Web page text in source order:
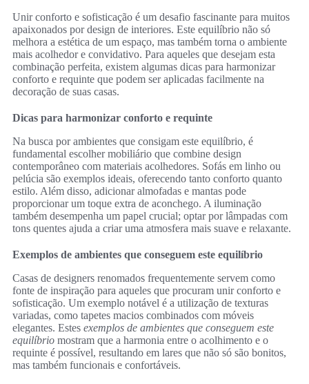
Unir conforto e sofisticação é um desafio fascinante para muitos
apaixonados por design de interiores. Este equilíbrio não só
melhora a estética de um espaço, mas também torna o ambiente
mais acolhedor e convidativo. Para aqueles que desejam esta
combinação perfeita, existem algumas dicas para harmonizar
conforto e requinte que podem ser aplicadas facilmente na
decoração de suas casas.
Dicas para harmonizar conforto e requinte
Na busca por ambientes que consigam este equilíbrio, é
fundamental escolher mobiliário que combine design
contemporâneo com materiais acolhedores. Sofás em linho ou
pelúcia são exemplos ideais, oferecendo tanto conforto quanto
estilo. Além disso, adicionar almofadas e mantas pode
proporcionar um toque extra de aconchego. A iluminação
também desempenha um papel crucial; optar por lâmpadas com
tons quentes ajuda a criar uma atmosfera mais suave e relaxante.
Exemplos de ambientes que conseguem este equilíbrio
Casas de designers renomados frequentemente servem como
fonte de inspiração para aqueles que procuram unir conforto e
sofisticação. Um exemplo notável é a utilização de texturas
variadas, como tapetes macios combinados com móveis
elegantes. Estes exemplos de ambientes que conseguem este
equilíbrio mostram que a harmonia entre o acolhimento e o
requinte é possível, resultando em lares que não só são bonitos,
mas também funcionais e confortáveis.